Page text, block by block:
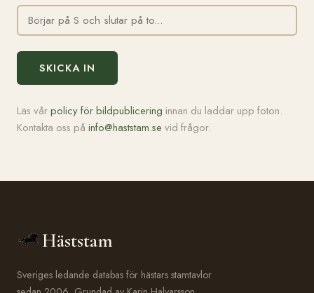
SKICKA IN
Läs vårpolicy för bildpublicering innan du laddar upp foton.
Kontakta oss på info@haststam.se vid frågor.
Häststam
Sveriges ledande databas för hästars stamtavlor